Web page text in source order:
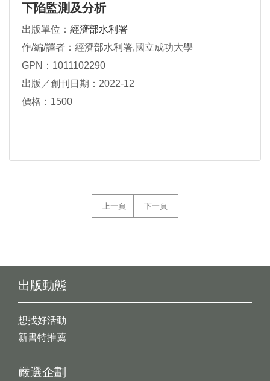
下陷監測及分析
出版單位： 經濟部水利署
作/編/譯者：經濟部水利署,國立成功大學
GPN：1011102290
出版／創刊日期：2022-12
價格：1500
上一頁 下一頁
出版動態
想找好活動
新書特推薦
嚴選企劃